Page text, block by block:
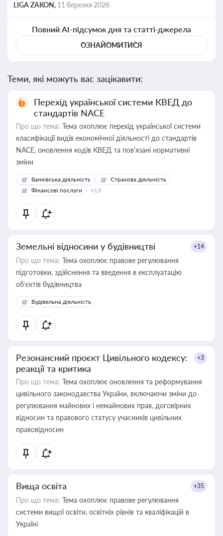
LIGA ZAKON, 11 березня 2026
Повний AI-підсумок дня та статті-джерела
ОЗНАЙОМИТИСЯ
Теми, які можуть вас зацікавити:
Перехід української системи КВЕД до
стандартів NACE
Про що тема: Тема охоплює перехід української системи
класифікації видів економічної діяльності до стандартів
NACE, оновлення кодів КВЕД та пов'язані нормативні
зміни
Банківська діяльність
Страхова діяльність
Фінансові послуги
+13
Земельні відносини у будівництві +14
Про що тема: Тема охоплює правове регулювання
підготовки, здійснення та введення в експлуатацію
об’єктів будівництва
Будівельна діяльність
Резонансний проєкт Цивільного кодексу:
реакції та критика
+3
Про що тема: Тема охоплює оновлення та реформування
цивільного законодавства України, включаючи зміни до
регулювання майнових і немайнових прав, договірних
відносин та правового статусу учасників цивільних
правовідносин
Вища освіта +35
Про що тема: Тема охоплює правове регулювання
системи вищої освіти, освітніх рівнів та кваліфікацій в
Україні